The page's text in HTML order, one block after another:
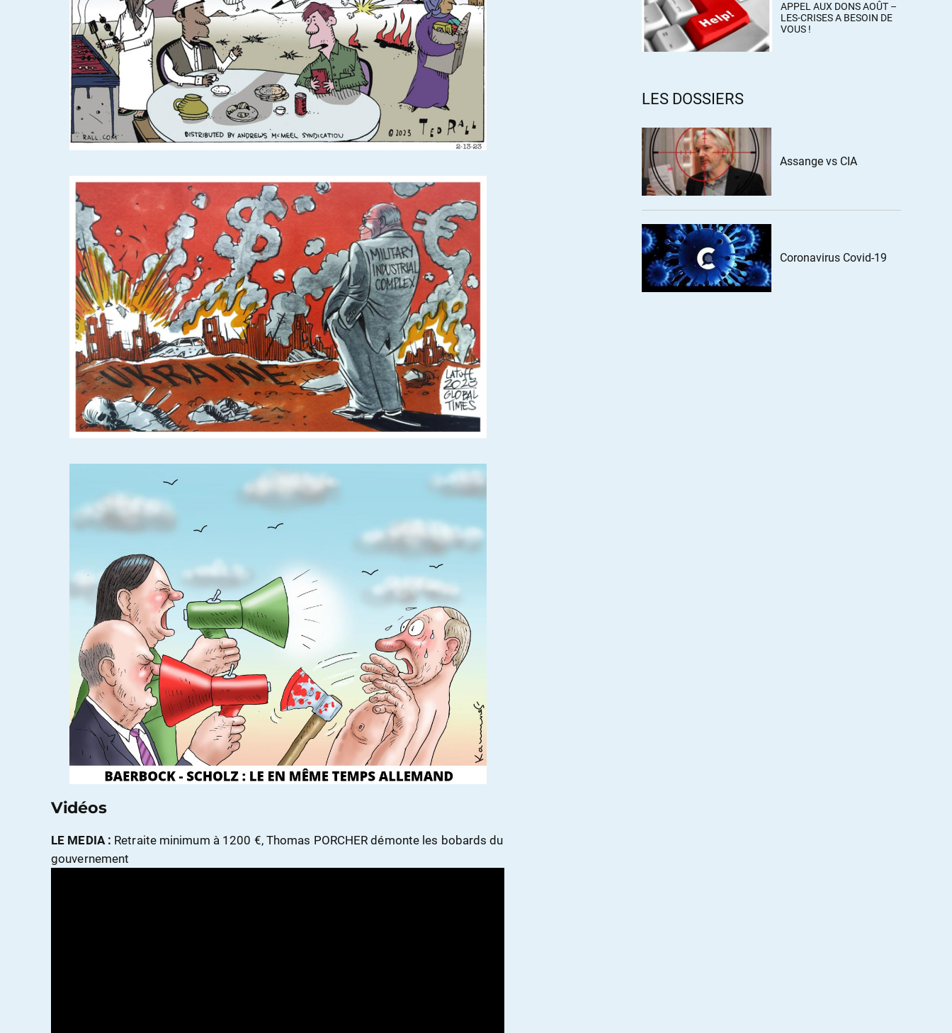
Vidéos
LE MEDIA : Retraite minimum à 1200 €, Thomas PORCHER démonte les bobards du
gouvernement
APPEL AUX DONS AOÛT –
LES-CRISES A BESOIN DE
VOUS !
LES DOSSIERS
Assange vs CIA
Coronavirus Covid-19